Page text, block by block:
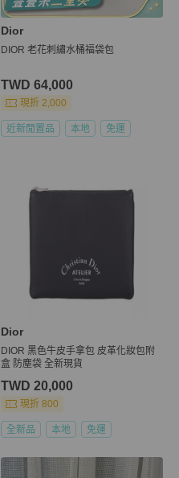
Dior
DIOR 老花刺繡水桶福袋包
TWD 64,000
現折 2,000
近新閒置品 本地 免運
Dior
DIOR 黑色牛皮手拿包 皮革化妝包附
盒 防塵袋 全新現貨
TWD 20,000
現折 800
全新品 本地 免運